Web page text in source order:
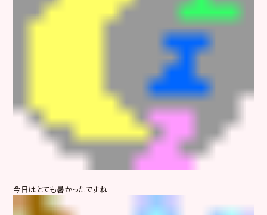
今日はとても暑かったですね